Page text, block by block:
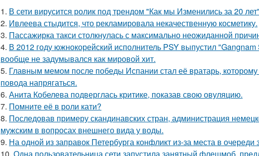
1. В сети вирусится ролик под трендом "Как мы Изменились за 20
2. Ивлеева стыдится, что рекламировала некачественную косметику.
3. Пассажирка такси столкнулась с максимально неожиданной
4. В 2012 году южнокорейский исполнитель PSY выпустил
вообще не задумывался как мировой хит.
5. Главным мемом после победы Испании стал её вратарь, которому
повода напрягаться.
6. Анита Кобелева подверглась критике, показав свою овуляцию.
7. Помните её в роли кати?
8. Последовав примеру скандинавских стран, администрация
мужским в вопросах внешнего вида у воды.
9. На одной из заправок Петербурга конфликт из-за места в